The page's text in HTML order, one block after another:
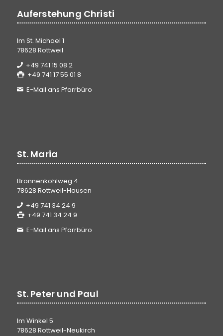
Auferstehung Christi
Im St. Michael 1
78628 Rottweil
+49 741 15 08 2
+49 741 17 55 01 8
E-Mail ans Pfarrbüro
St. Maria
Bronnenkohlweg 4
78628 Rottweil-Hausen
+49 741 34 24 9
+49 741 34 24 9
E-Mail ans Pfarrbüro
St. Peter und Paul
Im Winkel 5
78628 Rottweil-Neukirch